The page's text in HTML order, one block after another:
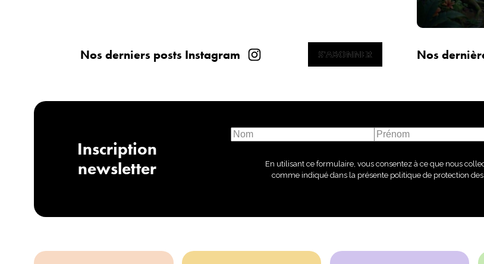
Nos derniers posts Instagram S'ABONNER
S'ABONNER Nos
Inscription
newsletter
En utilisant ce formulaire, vous consentez à ce que nous
comme indiqué dans la présente politique de protection